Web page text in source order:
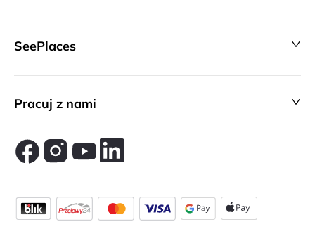
SeePlaces
Pracuj z nami